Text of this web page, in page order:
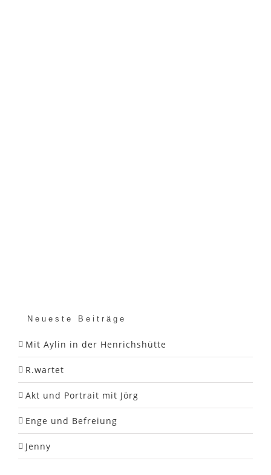
Neueste Beiträge
Mit Aylin in der Henrichshütte
R.wartet
Akt und Portrait mit Jörg
Enge und Befreiung
Jenny